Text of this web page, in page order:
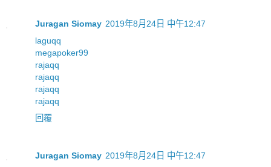
Juragan Siomay 2019年8月24日 中午12:47
laguqq
megapoker99
rajaqq
rajaqq
rajaqq
rajaqq
回覆
Juragan Siomay 2019年8月24日 中午12:47